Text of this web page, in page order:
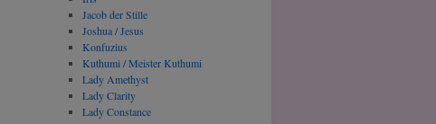
Jacob der Stille
Joshua / Jesus
Konfuzius
Kuthumi / Meister Kuthumi
Lady Amethyst
Lady Clarity
Lady Constance